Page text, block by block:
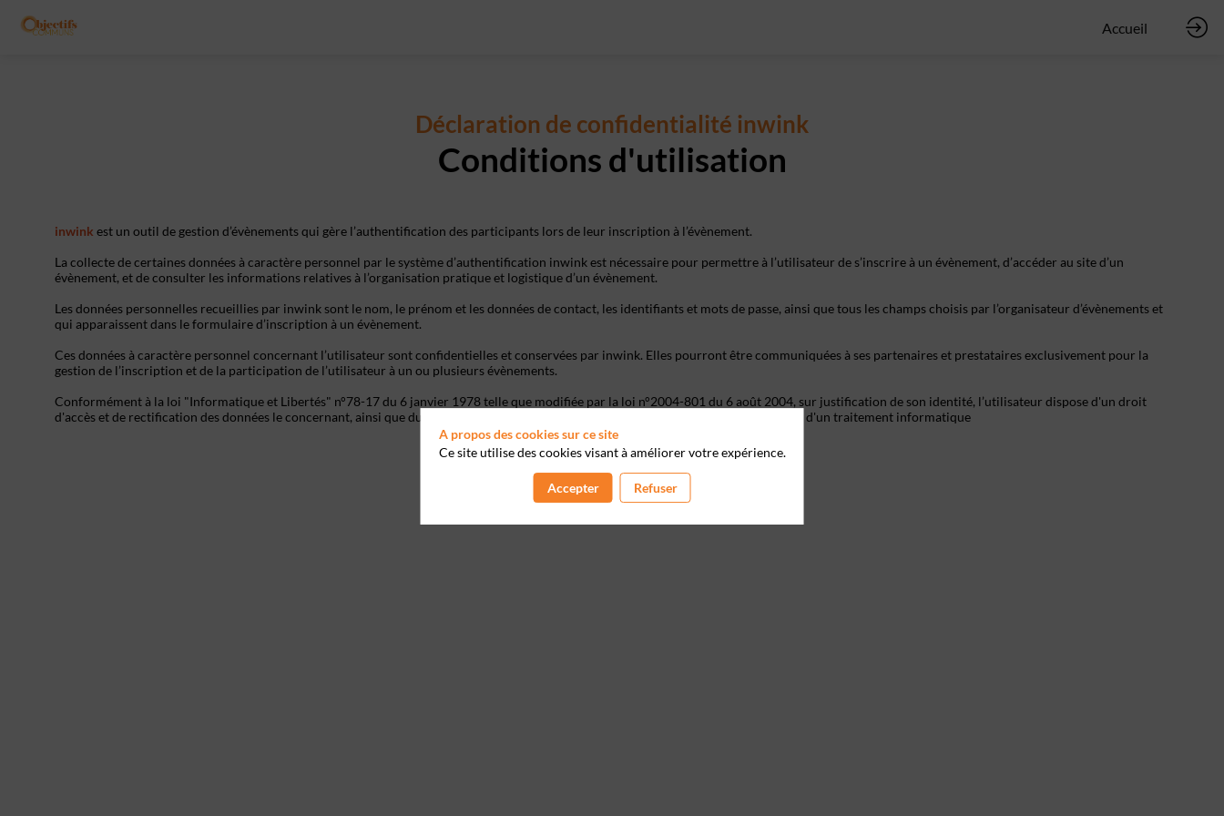
Accueil
Déclaration de confidentialité inwink
Conditions d'utilisation
inwink est un outil de gestion d’évènements qui gère l’authentification des participants lors de leur inscription à l’évènement.
La collecte de certaines données à caractère personnel par le système d’authentification inwink est nécessaire pour permettre à l’utilisateur de s’inscrire à un évènement, d’accéder au site d’un
évènement, et de consulter les informations relatives à l’organisation pratique et logistique d’un évènement.
Les données personnelles recueillies par inwink sont le nom, le prénom et les données de contact, les identifiants et mots de passe, ainsi que tous les champs choisis par l’organisateur d’évènements et
qui apparaissent dans le formulaire d’inscription à un évènement.
Ces données à caractère personnel concernant l’utilisateur sont confidentielles et conservées par inwink. Elles pourront être communiquées à ses partenaires et prestataires exclusivement pour la
gestion de l’inscription et de la participation de l’utilisateur à un ou plusieurs évènements.
Conformément à la loi "Informatique et Libertés" n°78-17 du 6 janvier 1978 telle que modifiée par la loi n°2004-801 du 6 août 2004, sur justification de son identité, l’utilisateur dispose d'un droit
d'accès et de rectification des données le concernant, ainsi que du droit de s’opposer à ce que les données le concernant fassent l'objet d'un traitement informatique
A propos des cookies sur ce site
Ce site utilise des cookies visant à améliorer votre expérience.
Accepter Refuser